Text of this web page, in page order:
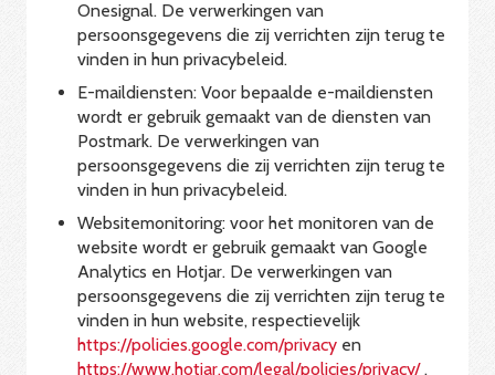
Onesignal. De verwerkingen van
persoonsgegevens die zij verrichten zijn terug te
vinden in hun privacybeleid.
E-maildiensten: Voor bepaalde e-maildiensten
wordt er gebruik gemaakt van de diensten van
Postmark. De verwerkingen van
persoonsgegevens die zij verrichten zijn terug te
vinden in hun privacybeleid.
Websitemonitoring: voor het monitoren van de
website wordt er gebruik gemaakt van Google
Analytics en Hotjar. De verwerkingen van
persoonsgegevens die zij verrichten zijn terug te
vinden in hun website, respectievelijk
https://policies.google.com/privacy en
https://www.hotjar.com/legal/policies/privacy/.